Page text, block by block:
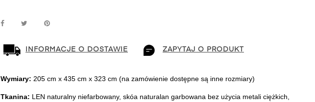
INFORMACJE O DOSTAWIE ZAPYTAJ O PRODUKT
Wymiary: 205 cm x 435 cm x 323 cm (na zamówienie dostępne są inne rozmiary)
Tkanina: LEN naturalny niefarbowany, skóa naturalan garbowana bez użycia metali ciężkich,